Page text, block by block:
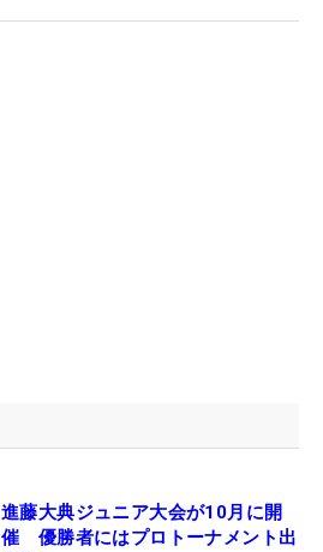
進藤大典ジュニア大会が10月に開
催 優勝者にはプロトーナメント出